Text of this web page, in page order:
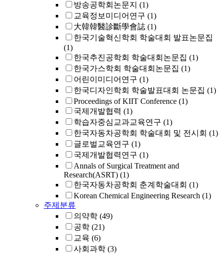
방송공학회논문지 (1)
교육정보미디어연구 (1)
大韓韓醫診斷學會誌 (1)
한국기술혁신학회 학술대회 발표논문집
(1)
한국추진공학회 학술대회논문집 (1)
한국가스학회 학술대회논문집 (1)
어린이미디어연구 (1)
한국디자인학회 학술발표대회 논문집 (1)
Proceedings of KIIT Conference (1)
국제개발협력 (1)
학습자중심교과교육연구 (1)
한국자동차공학회 학술대회 및 전시회 (1)
글로벌교육연구 (1)
국제개발협력연구 (1)
Annals of Surgical Treatment and
Research(ASRT) (1)
한국자동차공학회 춘계학술대회 (1)
Korean Chemical Engineering Research (1)
주제분류
의약학 (49)
공학 (21)
교육 (6)
사회과학 (3)